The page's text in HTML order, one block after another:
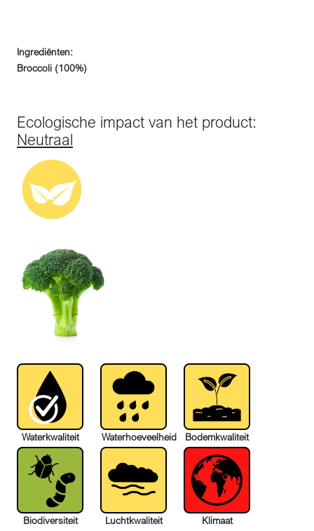
Ingrediënten:
Broccoli (100%)
Ecologische impact van het product:
Neutraal
Waterkwaliteit Waterhoeveelheid Bodemkwaliteit
Biodiversiteit Luchtkwaliteit Klimaat